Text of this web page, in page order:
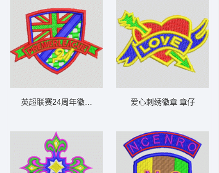
英超联赛24周年徽章 章仔 爱心刺绣徽章 章仔